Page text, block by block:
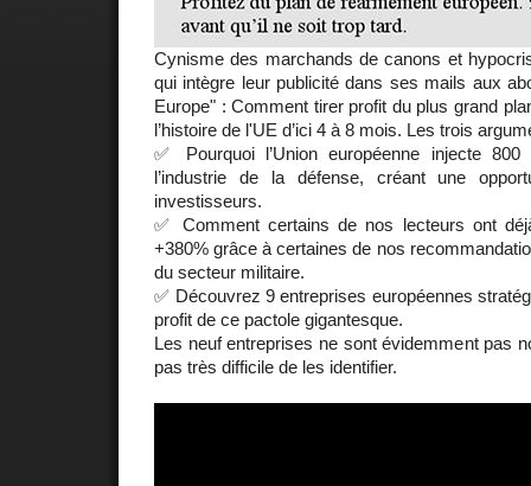
Cynisme des marchands de canons et
qui intègre leur publicité dans ses mails aux
Europe" : Comment tirer profit du plus grand
l’histoire de l'UE d’ici 4 à 8 mois. Les trois
✅ Pourquoi l’Union européenne injecte 800
l’industrie de la défense, créant une
investisseurs.
✅ Comment certains de nos lecteurs ont
+380% grâce à certaines de nos
du secteur militaire.
✅ Découvrez 9 entreprises européennes
profit de ce pactole gigantesque.
Les neuf entreprises ne sont évidemment pas
pas très difficile de les identifier.